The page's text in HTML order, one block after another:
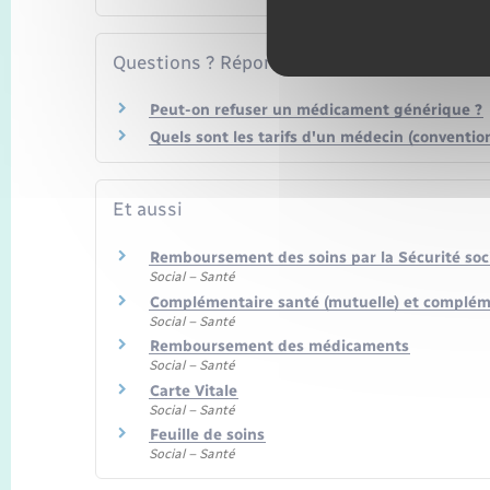
Questions ? Réponses !
Peut-on refuser un médicament générique ?
Quels sont les tarifs d'un médecin
Et aussi
Remboursement des soins par la Sécurité
Social – Santé
Complémentaire santé (mutuelle) et
Social – Santé
Remboursement des médicaments
Social – Santé
Carte Vitale
Social – Santé
Feuille de soins
Social – Santé